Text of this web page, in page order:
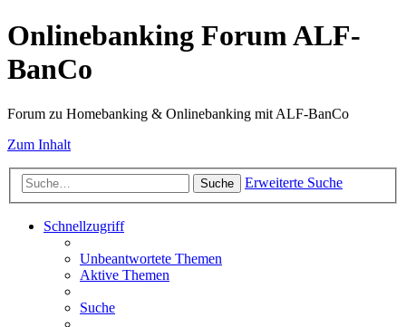
Onlinebanking Forum ALF-
BanCo
Forum zu Homebanking & Onlinebanking mit ALF-BanCo
Zum Inhalt
Suche Erweiterte Suche
Schnellzugriff
Unbeantwortete Themen
Aktive Themen
Suche